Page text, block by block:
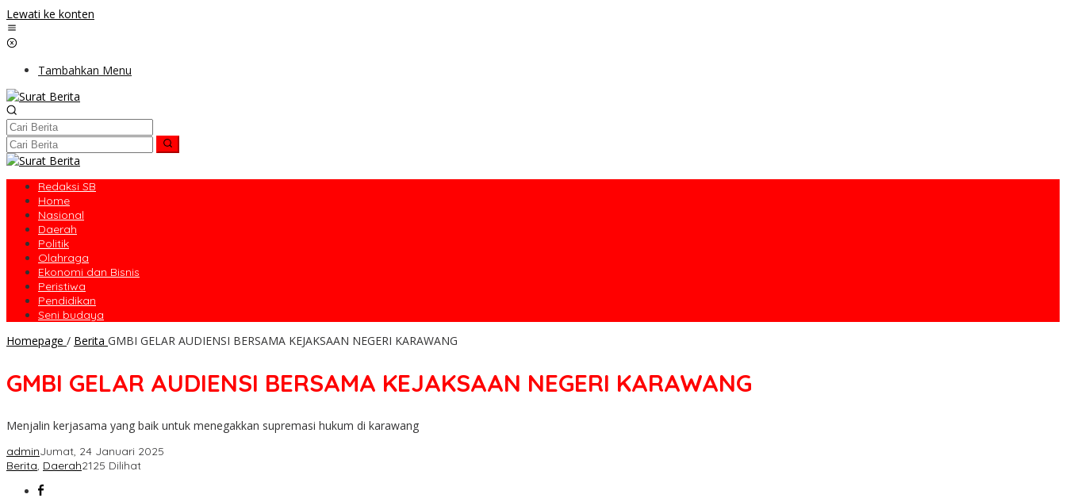
Lewati ke konten
Tambahkan Menu
Redaksi SB
Home
Nasional
Daerah
Politik
Olahraga
Ekonomi dan Bisnis
Peristiwa
Pendidikan
Seni budaya
Homepage / Berita GMBI GELAR AUDIENSI BERSAMA KEJAKSAAN NEGERI KARAWANG
GMBI GELAR AUDIENSI BERSAMA KEJAKSAAN NEGERI KARAWANG
Menjalin kerjasama yang baik untuk menegakkan supremasi hukum di karawang
adminJumat, 24 Januari 2025
Berita, Daerah2125 Dilihat